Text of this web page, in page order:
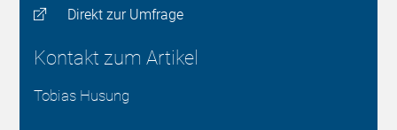
Direkt zur Umfrage
Kontakt zum Artikel
Tobias Husung